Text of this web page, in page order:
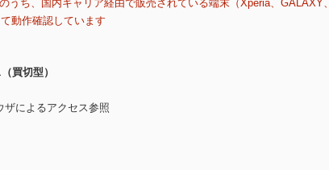
うち、国内キャリア経由で販売されている端末（Xperia、GALAXY、
動作確認しています
買切型）
によるアクセス参照